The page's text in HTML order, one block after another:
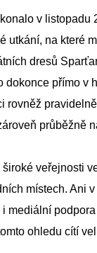
v
utkání, na které
dresů
dokonce přímo v
rovněž
průběžně
veřejnosti
místech. Ani
mediální
ohledu cítí